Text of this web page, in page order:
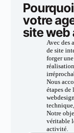
votre
site web
Avec des
de site
forger
Nous
étapes de
Notre
véritable
activité.